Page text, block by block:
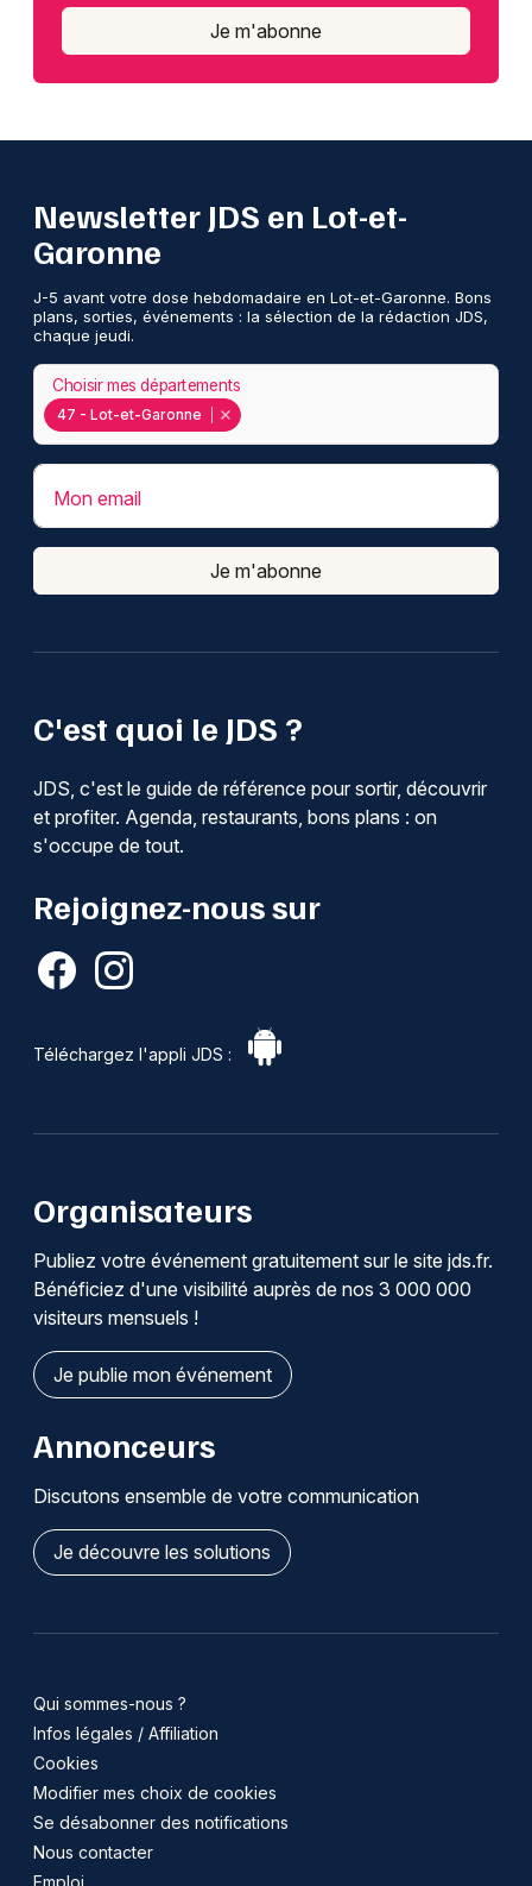
Je m'abonne
C'est quoi le JDS ?
JDS, c'est le guide de référence pour sortir, découvrir
et profiter. Agenda, restaurants, bons plans : on
s'occupe de tout.
Rejoignez-nous sur
Téléchargez l'appli JDS :
Newsletter JDS en Lot-et-
Garonne
J-5 avant votre dose hebdomadaire en Lot-et-Garonne. Bons
plans, sorties, événements : la sélection de la rédaction JDS,
chaque jeudi.
47 - Lot-et-Garonne
Choisir mes départements
Mon email
Je m'abonne
Organisateurs
Publiez votre événement gratuitement sur le site jds.fr.
Bénéficiez d'une visibilité auprès de nos 3 000 000
visiteurs mensuels !
Je publie mon événement
Annonceurs
Discutons ensemble de votre communication
Je découvre les solutions
Qui sommes-nous ?
Infos légales / Affiliation
Cookies
Modifier mes choix de cookies
Se désabonner des notifications
Nous contacter